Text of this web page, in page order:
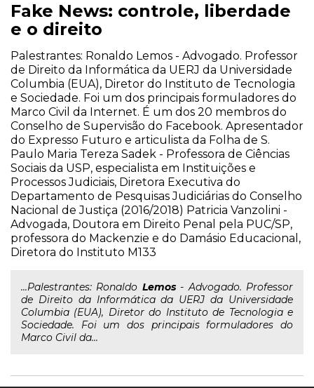
Fake News: controle, liberdade
e o direito
Palestrantes: Ronaldo Lemos - Advogado. Professor
de Direito da Informática da UERJ da Universidade
Columbia (EUA), Diretor do Instituto de Tecnologia
e Sociedade. Foi um dos principais formuladores do
Marco Civil da Internet. É um dos 20 membros do
Conselho de Supervisão do Facebook. Apresentador
do Expresso Futuro e articulista da Folha de S.
Paulo Maria Tereza Sadek - Professora de Ciências
Sociais da USP, especialista em Instituições e
Processos Judiciais, Diretora Executiva do
Departamento de Pesquisas Judiciárias do Conselho
Nacional de Justiça (2016/2018) Patricia Vanzolini -
Advogada, Doutora em Direito Penal pela PUC/SP,
professora do Mackenzie e do Damásio Educacional,
Diretora do Instituto M133
...Palestrantes: Ronaldo Lemos- Advogado. Professor
de Direito da Informática da UERJ da Universidade
Columbia (EUA), Diretor do Instituto de Tecnologia e
Sociedade. Foi um dos principais formuladores do
Marco Civil da...